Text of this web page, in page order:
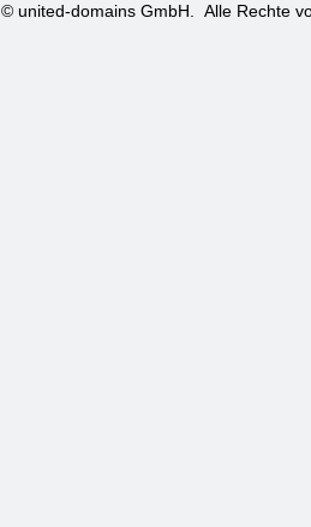
© united-domains GmbH. Alle Rechte